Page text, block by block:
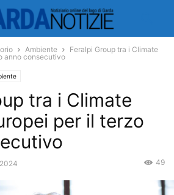
Ambiente
Feralpi Group tra i Climate
anno consecutivo
tra i Climate
per il terzo
49